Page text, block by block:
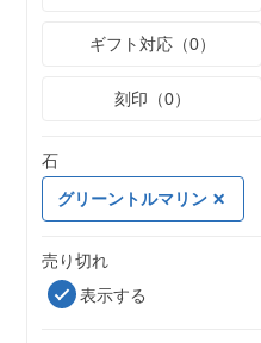
ギフト対応（0）
刻印（0）
石
グリーントルマリン
売り切れ
表示する